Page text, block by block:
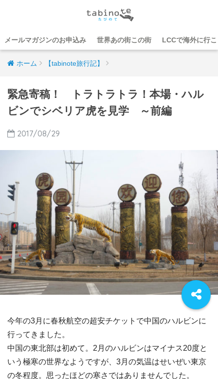
メールマガジンのお申込み 世界あの街この街 LCCで海外に行
ホーム 【tabinote旅行記】
緊急寄稿！ トラトラトラ！本場・ハル
ビンでシベリア虎を見学 ～前編
2017/08/29
今年の3月に春秋航空の超安チケットで中国のハルビンに
行ってきました。
中国の東北部は初めて。2月のハルビンはマイナス20度と
いう極寒の世界なようですが、3月の気温はせいぜい東京
の冬程度。思ったほどの寒さではありませんでした。